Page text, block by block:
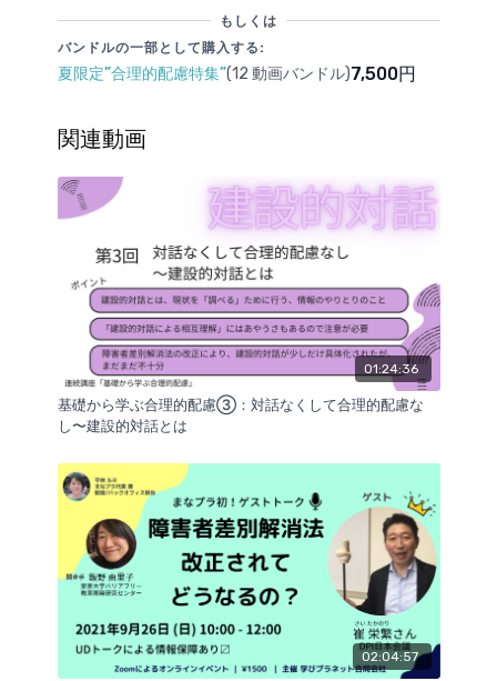
・子どもが自分のニーズに気づくことをサポートした
事例
・周りの子どもに伝わることに関して工夫や配慮をし
・合理的配慮が有利になる（かもしれない）ことにま
・合理的配慮が上手く回っていった事例
・合理的配慮が上手く回らなかった事例
合理的配慮が上手く回っていった事例とそうでない事
例ではどのような違いがあるのを考えます。聞き取り
調査の結果をふまえて切り出した「合理的配慮をうま
く回していくための3つの要素」も紹介します。
もしくは
バンドルの一部として購入する:
夏限定”合理的配慮特集”(12 動画バンドル)7,500円
関連動画
01:24:36
基礎から学ぶ合理的配慮③：対話なくして合理的配慮な
し〜建設的対話とは
02:04:57